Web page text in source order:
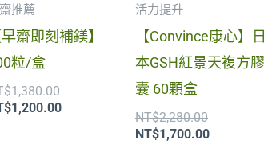
推薦
早齋即刻補鎂】
粒/盒
1,380.00
1,200.00
活力提升
【Convince康心】日
本GSH紅景天複方膠
囊 60顆盒
NT$2,280.00
NT$1,700.00